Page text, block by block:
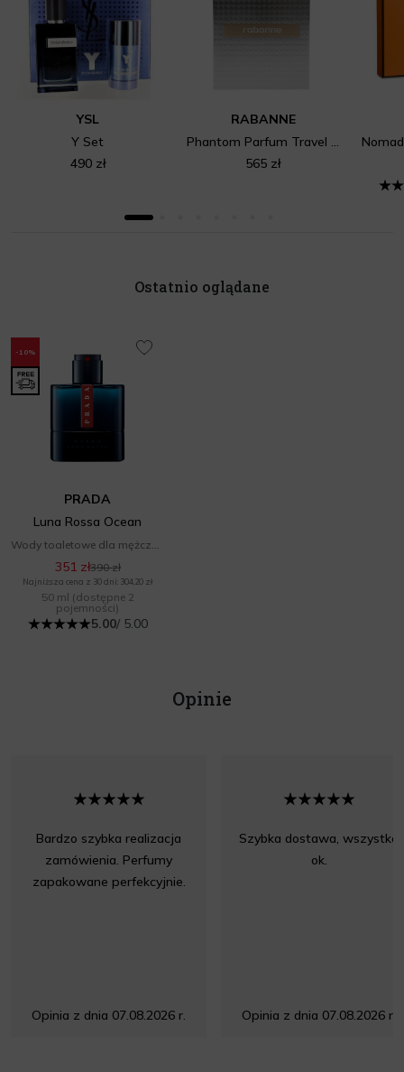
YSL
Y Set
490 zł
RABANNE
Phantom Parfum Travel Set
565 zł
Ostatnio oglądane
-10%
PRADA
Luna Rossa Ocean
351 zł390 zł
Najniższa cena z 30 dni: 304,20 zł
50 ml (dostępne 2
pojemności)
5.00/ 5.00
Opinie
Bardzo szybka realizacja
zamówienia. Perfumy
zapakowane perfekcyjnie.
Opinia z dnia 07.08.2026 r.
Szybka dostawa, wszystko
ok.
Opinia z dnia 07.08.2026 r.